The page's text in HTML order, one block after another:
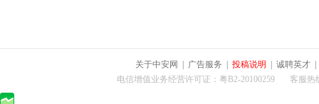
关于中安网 广告服务 投稿说明 诚聘英才
电信增值业务经营许可证：粤B2-20100259 客服